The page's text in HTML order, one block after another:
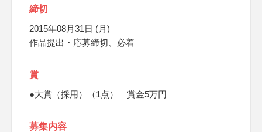
締切
2015年08月31日 (月)
作品提出・応募締切、必着
賞
●大賞（採用）（1点） 賞金5万円
募集内容